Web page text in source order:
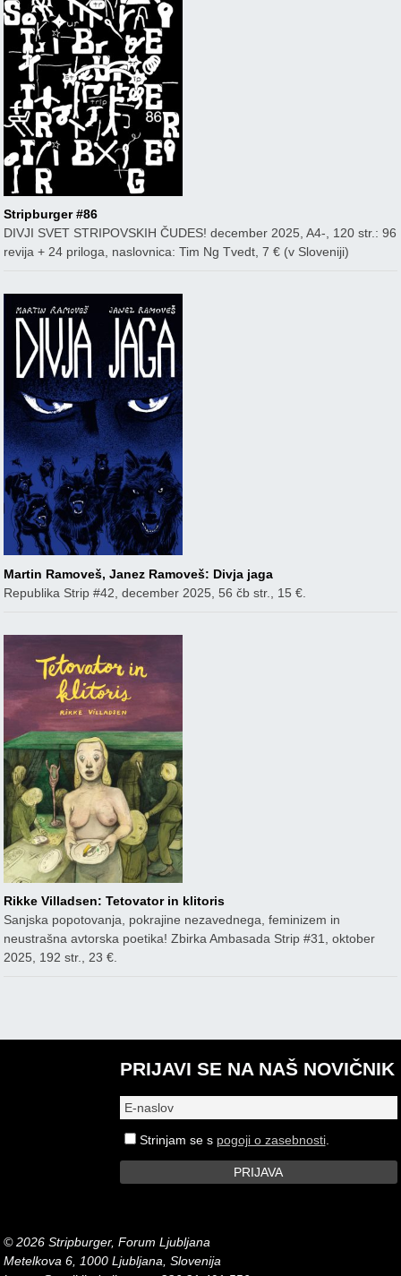
Stripburger #86
DIVJI SVET STRIPOVSKIH ČUDES! december 2025, A4-, 120 str.: 96
revija + 24 priloga, naslovnica: Tim Ng Tvedt, 7 € (v Sloveniji)
Martin Ramoveš, Janez Ramoveš: Divja jaga
Republika Strip #42, december 2025, 56 čb str., 15 €.
Rikke Villadsen: Tetovator in klitoris
Sanjska popotovanja, pokrajine nezavednega, feminizem in
neustrašna avtorska poetika! Zbirka Ambasada Strip #31, oktober
2025, 192 str., 23 €.
PRIJAVI SE NA NAŠ NOVIČNIK
Strinjam se s pogoji o zasebnosti.
© 2026 Stripburger, Forum Ljubljana
Metelkova 6, 1000 Ljubljana, Slovenija